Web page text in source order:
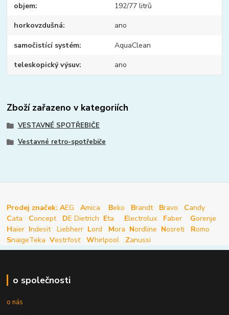
objem 192/77 litrů
horkovzdušná ano
samočistící systém AquaClean
teleskopický výsuv ano
Zboží zařazeno v kategoriích
VESTAVNÉ SPOTŘEBIČE
Vestavné retro-spotřebiče
Prodej značek: AEG Amica Beko Brandt Bravo Candy
Cata Concept DE Dietrich Eta Electrolux Faber Gorenje
Haier Indesit Liebherr Lord Mora Nordline Nosreti Romo
SnaigeTeka Vestrfost Whirlpool Zanussi
o společnosti
o nás